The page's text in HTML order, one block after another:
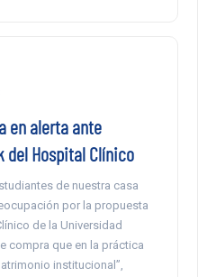
en alerta ante
del Hospital Clínico
de nuestra casa
por la propuesta
de la Universidad
compra que en la práctica
institucional”,